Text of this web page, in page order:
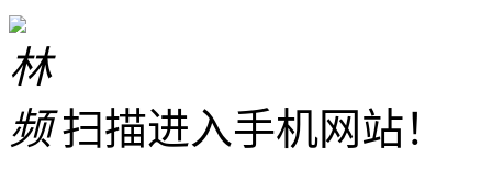
扫描进入手机网站！